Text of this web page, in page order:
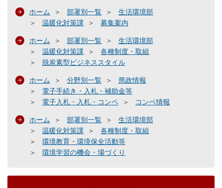
ホーム 部署別一覧
生活環境部
温暖化対策課
募集案内
ホーム 部署別一覧
生活環境部
温暖化対策課
各種制度・取組
脱炭素型ビジネススタイル
ホーム 分野別一覧
県政情報
電子手続き・入札・補助金等
電子入札・入札・コンペ
コンペ情報
ホーム 部署別一覧
生活環境部
温暖化対策課
各種制度・取組
環境教育・環境保全活動等
環境学習の機会・場づくり